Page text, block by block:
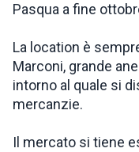
Pasqua a fine
La location è
Marconi, grande
intorno al quale si
mercanzie.
Il mercato si tiene